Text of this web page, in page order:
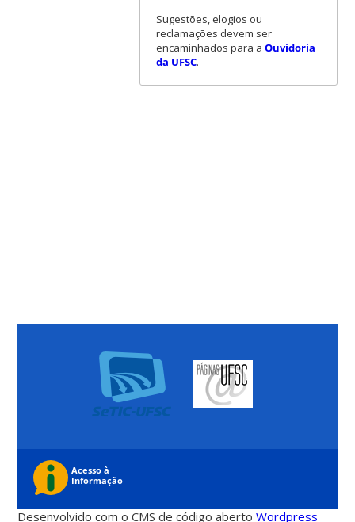
Sugestões, elogios ou
reclamações devem ser
encaminhados para a Ouvidoria
da UFSC.
Desenvolvido com o CMS de código abertoWordpress